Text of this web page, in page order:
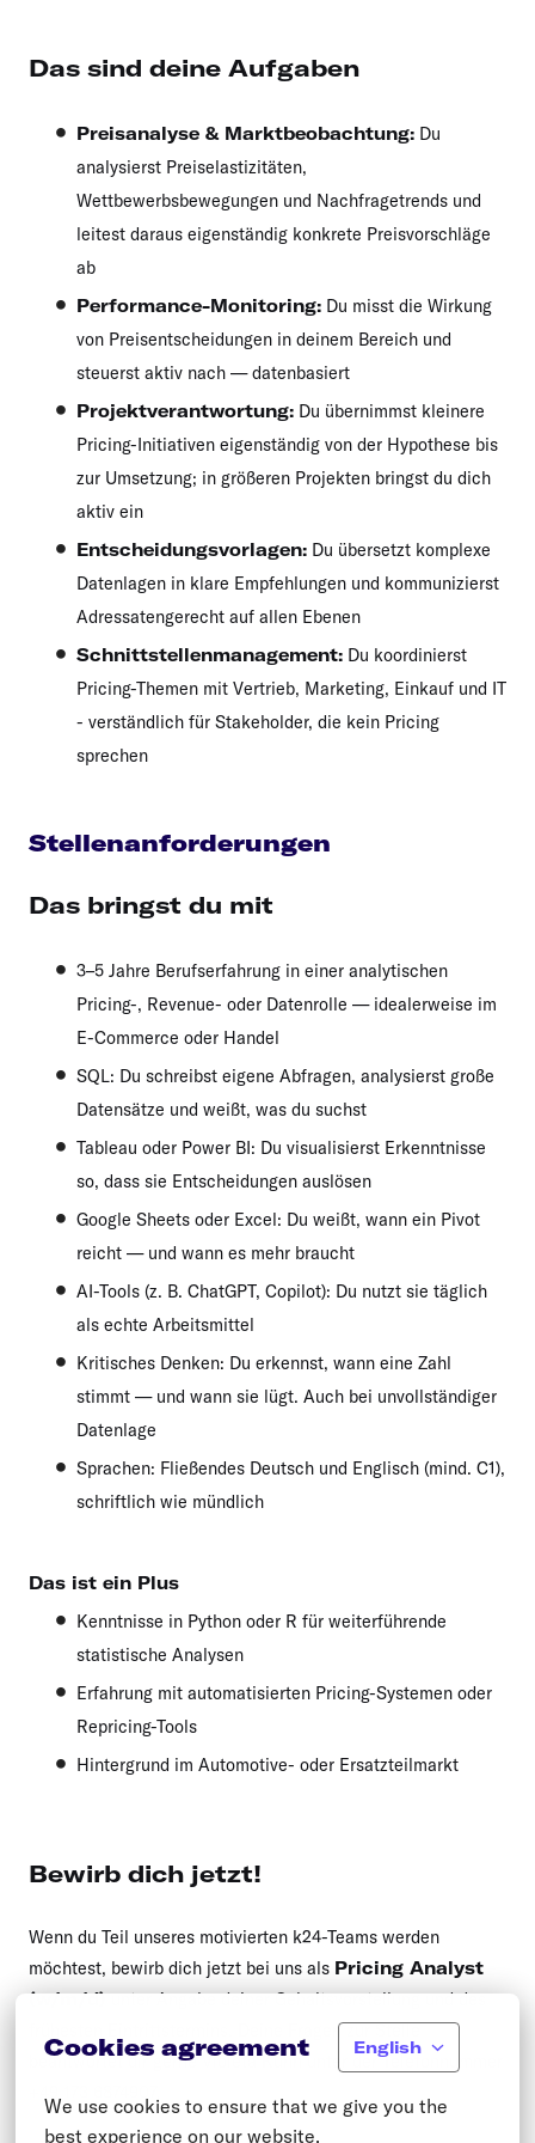
Cookies agreement English
We use cookies to ensure that we give you the
best experience on our website.
Das sind deine Aufgaben
Preisanalyse & Marktbeobachtung: Du
analysierst Preiselastizitäten,
Wettbewerbsbewegungen und Nachfragetrends und
leitest daraus eigenständig konkrete Preisvorschläge
ab
Performance-Monitoring: Du misst die Wirkung
von Preisentscheidungen in deinem Bereich und
steuerst aktiv nach — datenbasiert
Projektverantwortung: Du übernimmst kleinere
Pricing-Initiativen eigenständig von der Hypothese bis
zur Umsetzung; in größeren Projekten bringst du dich
aktiv ein
Entscheidungsvorlagen: Du übersetzt komplexe
Datenlagen in klare Empfehlungen und kommunizierst
Adressatengerecht auf allen Ebenen
Schnittstellenmanagement: Du koordinierst
Pricing-Themen mit Vertrieb, Marketing, Einkauf und IT
- verständlich für Stakeholder, die kein Pricing
sprechen
Stellenanforderungen
Das bringst du mit
3–5 Jahre Berufserfahrung in einer analytischen
Pricing-, Revenue- oder Datenrolle — idealerweise im
E-Commerce oder Handel
SQL: Du schreibst eigene Abfragen, analysierst große
Datensätze und weißt, was du suchst
Tableau oder Power BI: Du visualisierst Erkenntnisse
so, dass sie Entscheidungen auslösen
Google Sheets oder Excel: Du weißt, wann ein Pivot
reicht — und wann es mehr braucht
AI-Tools (z. B. ChatGPT, Copilot): Du nutzt sie täglich
als echte Arbeitsmittel
Kritisches Denken: Du erkennst, wann eine Zahl
stimmt — und wann sie lügt. Auch bei unvollständiger
Datenlage
Sprachen: Fließendes Deutsch und Englisch (mind. C1),
schriftlich wie mündlich
Das ist ein Plus
Kenntnisse in Python oder R für weiterführende
statistische Analysen
Erfahrung mit automatisierten Pricing-Systemen oder
Repricing-Tools
Hintergrund im Automotive- oder Ersatzteilmarkt
Bewirb dich jetzt!
Wenn du Teil unseres motivierten k24-Teams werden
möchtest, bewirb dich jetzt bei uns als Pricing Analyst
(w/m/d)unter Angabe deiner Gehaltsvorstellung und des
frühesten Eintrittstermins. Deine Fragen zur Stelle
beantwortet dir gerne Violeta Kuhn unter der Telefonnummer